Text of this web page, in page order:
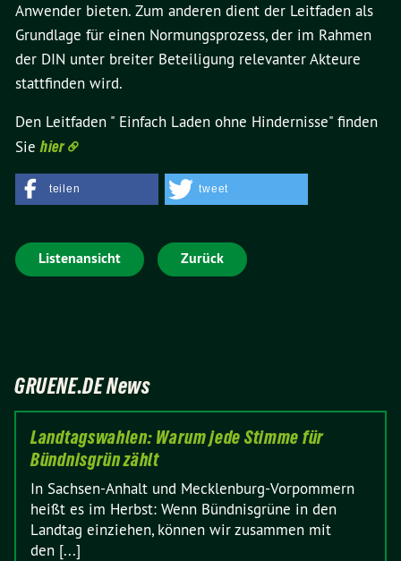
Anwender bieten. Zum anderen dient der Leitfaden als
Grundlage für einen Normungsprozess, der im Rahmen
der DIN unter breiter Beteiligung relevanter Akteure
stattfinden wird.
Den Leitfaden " Einfach Laden ohne Hindernisse" finden
Siehier
teilen tweet
Listenansicht Zurück
GRUENE.DE News
Landtagswahlen: Warum jede Stimme für
Bündnisgrün zählt
In Sachsen-Anhalt und Mecklenburg-Vorpommern
heißt es im Herbst: Wenn Bündnisgrüne in den
Landtag einziehen, können wir zusammen mit
den [...]